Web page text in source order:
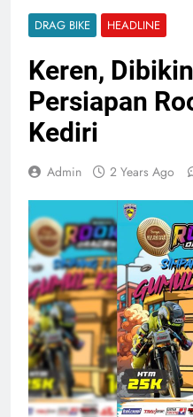
DRAG BIKE HEADLINE
Keren,
Persiapan
Kediri
Admin 2 Years Ago